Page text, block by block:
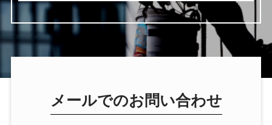
メールでのお問い合わせ